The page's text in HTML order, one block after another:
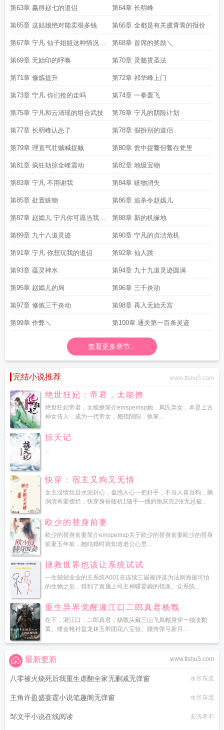
第63章 赢得赵七的道侣 第64章 长明峰
第65章 这姑娘绝对能卖很多钱 第66章 全都是有关虞青青的报价
第67章 宁凡 仙子姐姐这种情况下
你能走吗
第68章 首席的奖励＼
第69章 无始印的呼唤 第70章 灵髓贯圣法
第71章 修炼提升 第72章 祁华峰上门
第73章 宁凡 你们抢的走吗 第74章 一拳轰飞
第75章 宁凡和云清瑶的组合武技 第76章 宁凡的阴险计划
第77章 长明峰认怂了 第78章 假扮别的道侣
第79章 理直气壮贼喊捉贼 第80章 瓮中捉鳖但鳖在瓮里
第81章 疯狂劫掠全峰震动 第82章 地级宝物
第83章 宁凡 不用谢我 第84章 赃物消失
第85章 处置赃物 第86章 追杀令赵嫣儿
第87章 赵嫣儿 宁凡你可愿当我的
妾
第88章 新的机缘地
第89章 九十八道灵迹 第90章 宁凡的贞洁危机
第91章 宁凡 你想玩我的道侣 第92章 仙人跳
第93章 蕴灵神水 第94章 九十九道灵迹圆满
第95章 赵嫣儿的局 第96章 三千炎动
第97章 修炼三千炎动 第98章 再入无始天宫
第99章 作弊＼ 第100章 通关第一百条灵迹
查看更多章节...
完结小说推荐 www.ttshu5.com
绝世狂妃：帝君，太能撩
绝世狂妃帝君，太能撩简介emspemsp她，凤氏弃女，本是上古
神女传人，成为一代帝女，翘指阴阳，执掌...
掠天记
...
快穿：宿主又狗又无情
女主没情丝且水泥封心，蛊惑人心一把好手，不当人喜当狗，脑
洞清奇爱摆烂，快穿身份随机1随手一拽的炮灰完2张无忌被...
欧少的替身前妻
欧少的替身前妻简介emspemsp关于欧少的替身前妻欧少的替身
前妻五年前，她结婚时就知道老公心里...
拯救世界也该让系统试试
一生兢兢业业的主系统A001在连续三届被评选为法则海最可怕
的生物之后，得到了直属上司主神曙委婉的指派。众系统...
重生异界觉醒灌江口二郎真君杨戬
在下，灌江口，二郎真君，杨戬头戴三山飞凤帽身穿一领淡鹅
黄。缕金靴衬盘龙袜玉带团花八宝妆。腰挎弹弓新月...
www.ttshu5.com
最新更新
八零被火烧死后我重生虐翻全家无删减无弹窗 水尽东流
主角许盈盛宴霆小说笔趣阁无弹窗 水尽东流
邹文平小说在线阅读 去洗枣不